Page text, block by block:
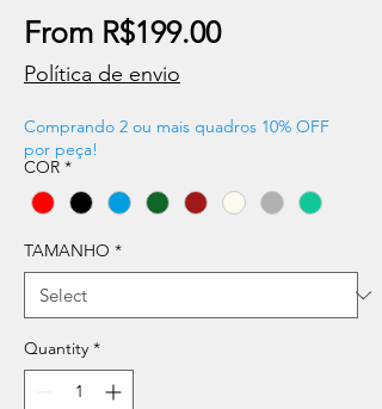
From R$199.00Sale
Política de envio
Comprando 2 ou mais quadros 10% OFF
por peça!
COR *
TAMANHO *
Quantity *